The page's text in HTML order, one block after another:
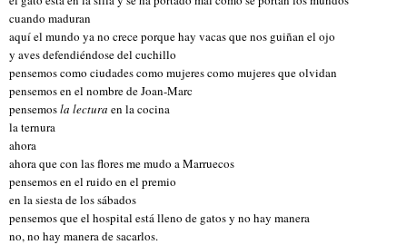
cuando maduran
aquí el mundo ya no crece porque hay vacas que nos guiñan el ojo
y aves defendiéndose del cuchillo
pensemos como ciudades como mujeres como mujeres que olvidan
pensemos en el nombre de Joan-Marc
pensemosla lectura en la cocina
la ternura
ahora
ahora que con las flores me mudo a Marruecos
pensemos en el ruido en el premio
en la siesta de los sábados
pensemos que el hospital está lleno de gatos y no hay manera
no, no hay manera de sacarlos.